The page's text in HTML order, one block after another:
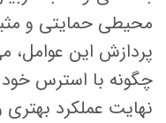
محیطی حمایتی و
پردازش این عوامل،
چگونه با استرس خود
نهایت عملکرد بهتری